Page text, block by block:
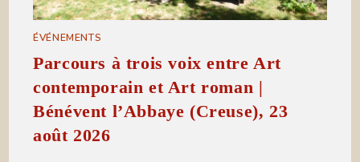
ÉVÉNEMENTS
Parcours à trois voix entre Art
contemporain et Art roman |
Bénévent l’Abbaye (Creuse), 23
août 2026